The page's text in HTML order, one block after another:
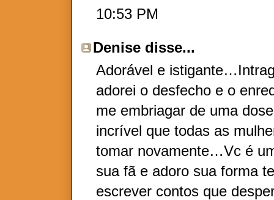
10:53 PM
Denise disse...
Adorável e
adorei o desfecho e o
me embriagar de uma
incrível que todas as
tomar novamente…Vc é
sua fã e adoro sua forma
escrever contos que